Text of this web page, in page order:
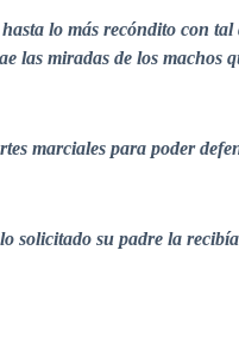
lo más recóndito con
las miradas de los machos
marciales para poder
solicitado su padre la